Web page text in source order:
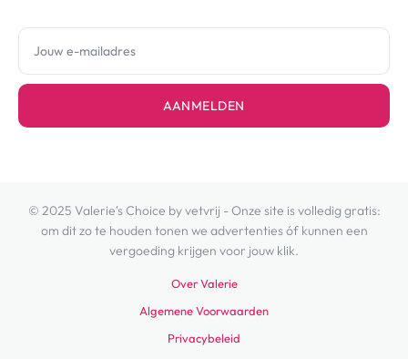
AANMELDEN
© 2025 Valerie's Choice by vetvrij - Onze site is volledig gratis:
om dit zo te houden tonen we advertenties óf kunnen een
vergoeding krijgen voor jouw klik.
Over Valerie
Algemene Voorwaarden
Privacybeleid